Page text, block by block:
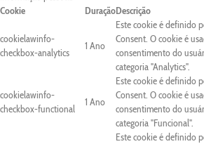
Cookie
DuraçãoDescrição
cookielawinfo-
checkbox-analytics
1 Ano
Este cookie é definido
Consent. O cookie é
consentimento do
categoria "Analytics".
cookielawinfo-
checkbox-functional
1 Ano
Este cookie é definido
Consent. O cookie é
consentimento do
categoria "Funcional".
Este cookie é definido